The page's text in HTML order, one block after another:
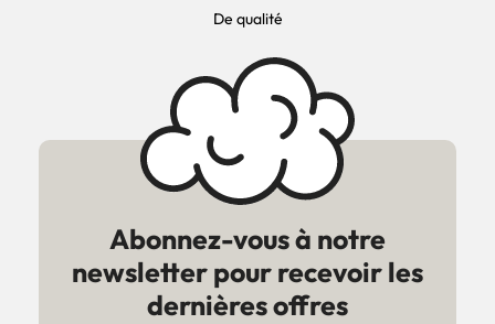
De qualité
Abonnez-vous à notre
newsletter pour recevoir les
dernières offres